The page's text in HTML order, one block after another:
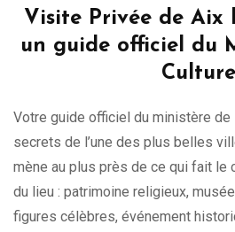
Visite Privée de Aix
un guide officiel du
Culture
Votre guide officiel du ministère de
secrets de l’une des plus belles
mène au plus près de ce qui fait le
du lieu : patrimoine religieux,
figures célèbres, événement